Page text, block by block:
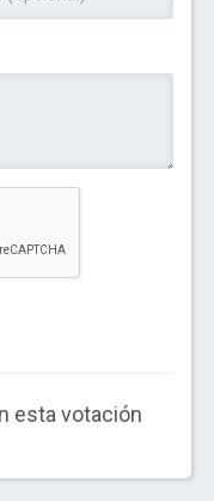
esta votación